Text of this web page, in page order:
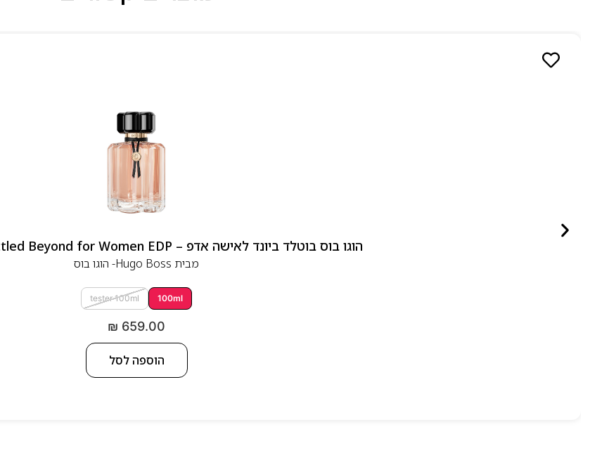
הוגו בוס בוטלד ביונד לאישה אדפ – Hugo Boss Bottled Beyond for Women EDP
מבית Hugo Boss- הוגו בוס
100ml
tester 100ml
₪ 659.00
הוספה לסל